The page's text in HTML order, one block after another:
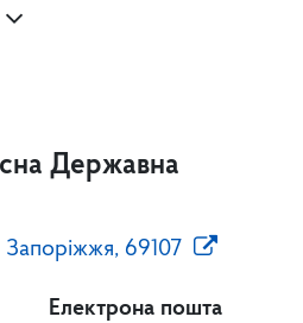
Державна
69107
Електрона пошта